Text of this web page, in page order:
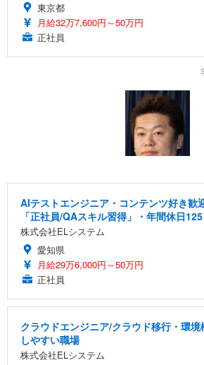
東京都
月給32万7,600円～50万円
正社員
AIテストエンジニア・コンテンツ好き歓
「正社員/QAスキル習得」・年間休日
株式会社ELシステム
愛知県
月給29万6,000円～50万円
正社員
クラウドエンジニア/クラウド移行・環
しやすい職場
株式会社ELシステム